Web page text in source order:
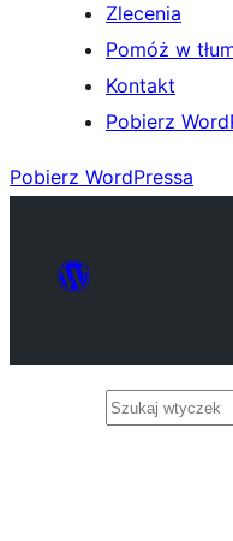
Zlecenia
Pomóż w
Kontakt
Pobierz
Pobierz WordPressa
Szukaj